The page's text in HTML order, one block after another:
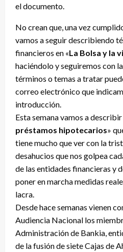
el documento.
No crean que, una vez
vamos a seguir describiendo
financieros en «La Bolsa y la
haciéndolo y seguiremos con
términos o temas a tratar
correo electrónico que
introducción.
Esta semana vamos a
préstamos hipotecarios»
tiene mucho que ver con la
desahucios que nos golpea
de las entidades financieras y
poner en marcha medidas
lacra.
Desde hace semanas vienen
Audiencia Nacional los
Administración de Bankia,
de la fusión de siete Cajas de